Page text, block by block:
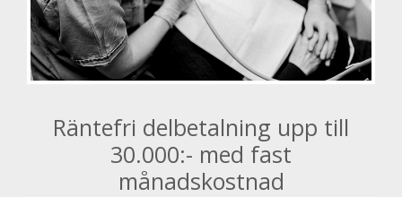
Räntefri delbetalning upp till
30.000:- med fast
månadskostnad